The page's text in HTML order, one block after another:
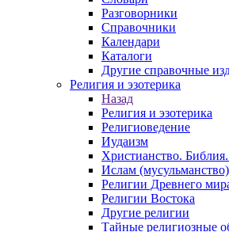
Разговорники
Справочники
Календари
Каталоги
Другие справочные
Религия и эзотерика
Назад
Религия и эзотерика
Религиоведение
Иудаизм
Христианство.
Ислам (мусульманство)
Религии Древнего
Религии Востока
Другие религии
Тайные религиозные